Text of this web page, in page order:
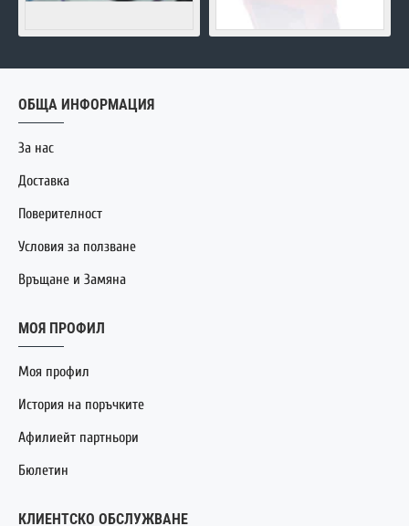
ОБЩА ИНФОРМАЦИЯ
За нас
Доставка
Поверителност
Условия за ползване
Връщане и Замяна
МОЯ ПРОФИЛ
Моя профил
История на поръчките
Афилиейт партньори
Бюлетин
КЛИЕНТСКО ОБСЛУЖВАНЕ